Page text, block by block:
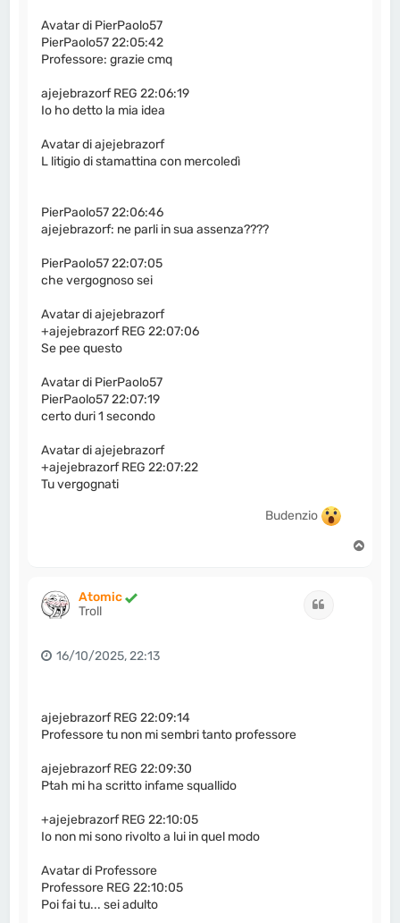
Avatar di PierPaolo57
PierPaolo57 22:05:42
Professore: grazie cmq
ajejebrazorf REG 22:06:19
Io ho detto la mia idea
Avatar di ajejebrazorf
L litigio di stamattina con mercoledì
PierPaolo57 22:06:46
ajejebrazorf: ne parli in sua assenza????
PierPaolo57 22:07:05
che vergognoso sei
Avatar di ajejebrazorf
+ajejebrazorf REG 22:07:06
Se pee questo
Avatar di PierPaolo57
PierPaolo57 22:07:19
certo duri 1 secondo
Avatar di ajejebrazorf
+ajejebrazorf REG 22:07:22
Tu vergognati
Budenzio
Atomic
Troll
16/10/2025, 22:13
ajejebrazorf REG 22:09:14
Professore tu non mi sembri tanto professore
ajejebrazorf REG 22:09:30
Ptah mi ha scritto infame squallido
+ajejebrazorf REG 22:10:05
Io non mi sono rivolto a lui in quel modo
Avatar di Professore
Professore REG 22:10:05
Poi fai tu... sei adulto